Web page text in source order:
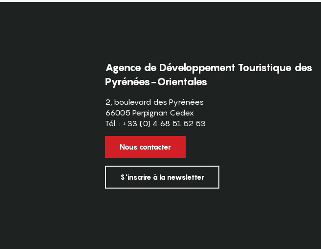
Agence de Développement Touristique des
Pyrénées-Orientales
2, boulevard des Pyrénées
66005 Perpignan Cedex
Tél. : +33 (0) 4 68 51 52 53
Nous contacter
S'inscrire à la newsletter